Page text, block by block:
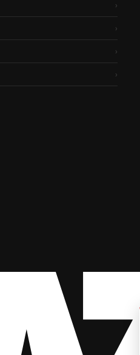
›
›
›
›